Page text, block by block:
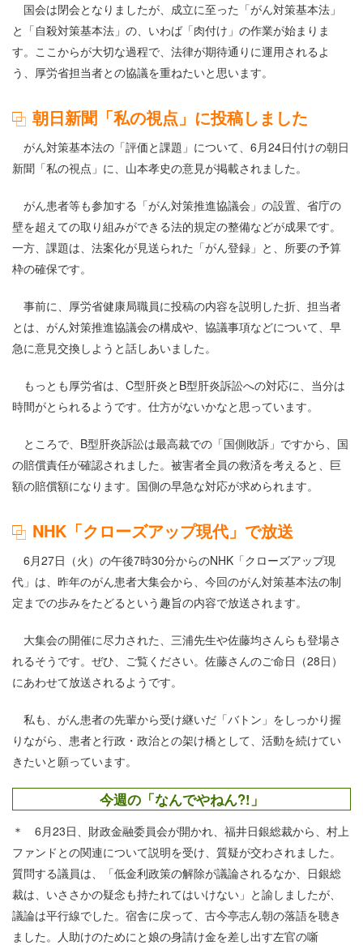
国会は閉会となりましたが、成立に至った「がん対策基本法」
と「自殺対策基本法」の、いわば「肉付け」の作業が始まりま
す。ここからが大切な過程で、法律が期待通りに運用されるよ
う、厚労省担当者との協議を重ねたいと思います。
朝日新聞「私の視点」に投稿しました
がん対策基本法の「評価と課題」について、6月24日付けの朝日
新聞「私の視点」に、山本孝史の意見が掲載されました。
がん患者等も参加する「がん対策推進協議会」の設置、省庁の
壁を超えての取り組みができる法的規定の整備などが成果です。
一方、課題は、法案化が見送られた「がん登録」と、所要の予算
枠の確保です。
事前に、厚労省健康局職員に投稿の内容を説明した折、担当者
とは、がん対策推進協議会の構成や、協議事項などについて、早
急に意見交換しようと話しあいました。
もっとも厚労省は、C型肝炎とB型肝炎訴訟への対応に、当分は
時間がとられるようです。仕方がないかなと思っています。
ところで、B型肝炎訴訟は最高裁での「国側敗訴」ですから、国
の賠償責任が確認されました。被害者全員の救済を考えると、巨
額の賠償額になります。国側の早急な対応が求められます。
NHK「クローズアップ現代」で放送
6月27日（火）の午後7時30分からのNHK「クローズアップ現
代」は、昨年のがん患者大集会から、今回のがん対策基本法の制
定までの歩みをたどるという趣旨の内容で放送されます。
大集会の開催に尽力された、三浦先生や佐藤均さんらも登場さ
れるそうです。ぜひ、ご覧ください。佐藤さんのご命日（28日）
にあわせて放送されるようです。
私も、がん患者の先輩から受け継いだ「バトン」をしっかり握
りながら、患者と行政・政治との架け橋として、活動を続けてい
きたいと願っています。
今週の「なんでやねん?!」
＊ 6月23日、財政金融委員会が開かれ、福井日銀総裁から、村上
ファンドとの関連について説明を受け、質疑が交わされました。
質問する議員は、「低金利政策の解除が議論されるなか、日銀総
裁は、いささかの疑念も持たれてはいけない」と諭しましたが、
議論は平行線でした。宿舎に戻って、古今亭志ん朝の落語を聴き
ました。人助けのためにと娘の身請け金を差し出す左官の噺